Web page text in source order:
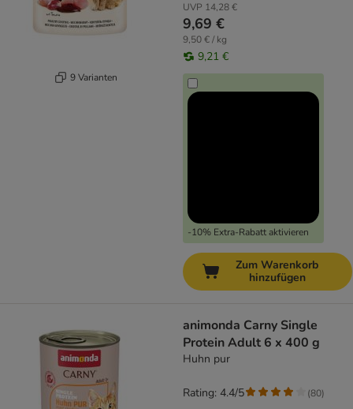
9 Varianten
UVP 14,28 €
9,69 €
9,50 € / kg
9,21 €
-10% Extra-Rabatt aktivieren
Zum Warenkorb
hinzufügen
animonda Carny Single
Protein Adult 6 x 400 g
Huhn pur
Rating: 4.4/5 (80)